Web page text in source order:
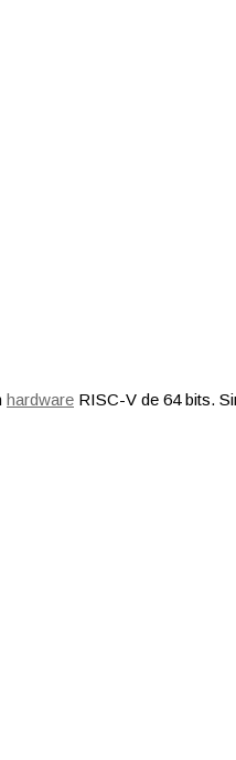
hardware RISC-V de 64 bits.